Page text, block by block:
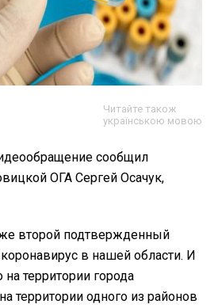
Читайте також
українською мовою
сообщил
ОГА Сергей Осачук,
второй подтвержденный
в нашей области. И
на территории города
территории одного из районов